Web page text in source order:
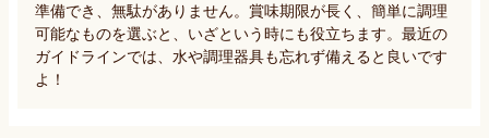
準備でき、無駄がありません。賞味期限が長く、簡単に調理
可能なものを選ぶと、いざという時にも役立ちます。最近の
ガイドラインでは、水や調理器具も忘れず備えると良いです
よ！